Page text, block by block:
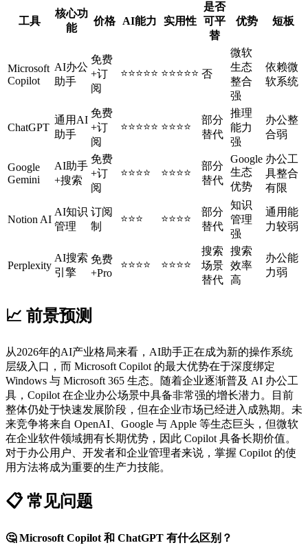
工具
核心功
能
价格 AI能力 实用性
是否
可平
替
优势 短板
Microsoft
Copilot
AI办公
助手
免费
+订
阅
⭐⭐⭐⭐⭐ ⭐⭐⭐⭐⭐ 否
微软
生态
整合
强
依赖微
软系统
ChatGPT
通用AI
助手
免费
+订
阅
⭐⭐⭐⭐⭐ ⭐⭐⭐⭐
部分
替代
推理
能力
强
办公整
合弱
Google
Gemini
AI助手
+搜索
免费
+订
阅
⭐⭐⭐⭐ ⭐⭐⭐⭐
部分
替代
Google
生态
优势
办公工
具整合
有限
Notion AI
AI知识
管理
订阅
制
⭐⭐⭐ ⭐⭐⭐⭐
部分
替代
知识
管理
强
通用能
力较弱
Perplexity
AI搜索
引擎
免费
+Pro
⭐⭐⭐⭐ ⭐⭐⭐⭐
搜索
场景
替代
搜索
效率
高
办公能
力弱
📈 前景预测
从2026年的AI产业格局来看，AI助手正在成为新的操作系统
层级入口，而 Microsoft Copilot 的最大优势在于深度绑定
Windows 与 Microsoft 365 生态。随着企业逐渐普及 AI 办公工
具，Copilot 在企业办公场景中具备非常强的增长潜力。目前
整体仍处于快速发展阶段，但在企业市场已经进入成熟期。未
来竞争将来自 OpenAI、Google 与 Apple 等生态巨头，但微软
在企业软件领域拥有长期优势，因此 Copilot 具备长期价值。
对于办公用户、开发者和企业管理者来说，掌握 Copilot 的使
用方法将成为重要的生产力技能。
📋 常见问题
🤔 Microsoft Copilot 和 ChatGPT 有什么区别？